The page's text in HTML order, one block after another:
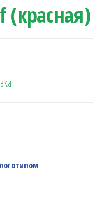
(красная)